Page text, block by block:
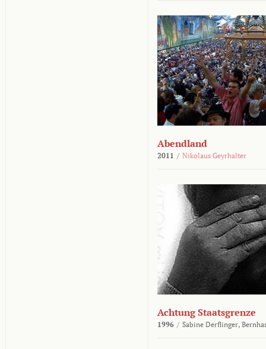
Abendland
2011 / Nikolaus Geyrhalter
Achtung Staatsgrenze
1996 / Sabine Derflinger,